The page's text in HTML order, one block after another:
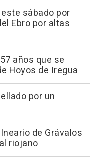
sábado por
Ebro por altas
años que se
Hoyos de Iregua
por un
de Grávalos
riojano